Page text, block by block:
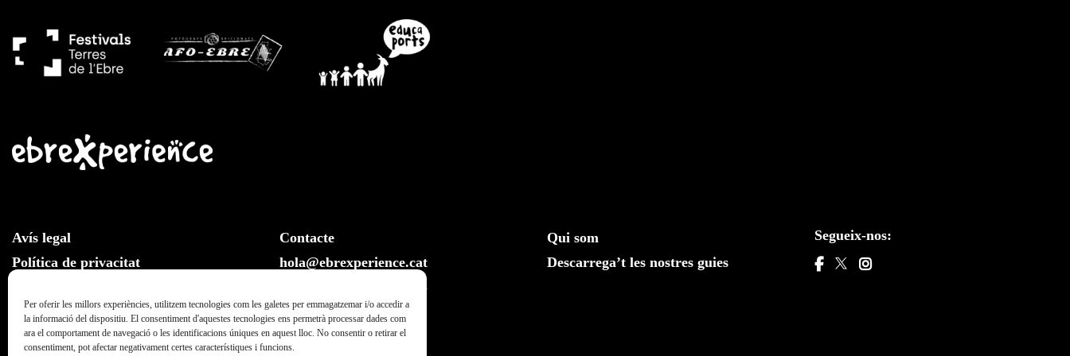
Per oferir les millors experiències, utilitzem tecnologies com les galetes per emmagatzemar i/o accedir a
la informació del dispositiu. El consentiment d'aquestes tecnologies ens permetrà processar dades com
ara el comportament de navegació o les identificacions úniques en aquest lloc. No consentir o retirar el
consentiment, pot afectar negativament certes característiques i funcions.
Avís legal
Política de privacitat
Contacte
hola@ebrexperience.cat
610 20 33 25
Qui som
Descarrega’t les nostres guies
Segueix-nos: